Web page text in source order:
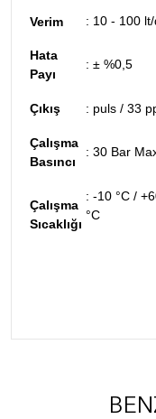
Verim : 10 - 100
Hata
Payı
: ± %0,5
Çıkış : puls / 33
Çalışma
Basıncı
: 30 Bar
Çalışma
Sıcaklığı
: -10 °C /